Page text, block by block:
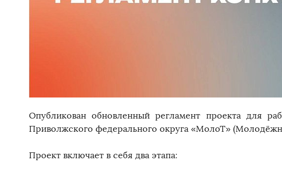
Опубликован обновленный регламент проекта для
Приволжского федерального округа «МолоТ»
Проект включает в себя два этапа: